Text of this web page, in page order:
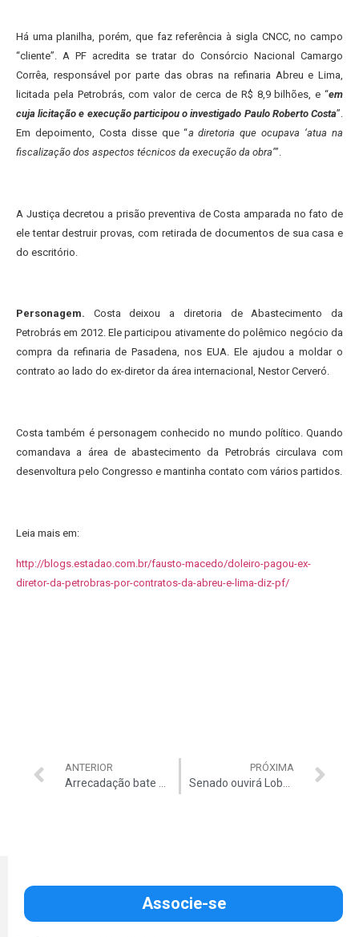
Há uma planilha, porém, que faz referência à sigla CNCC, no campo
“cliente”. A PF acredita se tratar do Consórcio Nacional Camargo
Corrêa, responsável por parte das obras na refinaria Abreu e Lima,
licitada pela Petrobrás, com valor de cerca de R$ 8,9 bilhões, e “em
cuja licitação e execução participou o investigado Paulo Roberto Costa”.
Em depoimento, Costa disse que “a diretoria que ocupava ‘atua na
fiscalização dos aspectos técnicos da execução da obra’”.
A Justiça decretou a prisão preventiva de Costa amparada no fato de
ele tentar destruir provas, com retirada de documentos de sua casa e
do escritório.
Personagem. Costa deixou a diretoria de Abastecimento da
Petrobrás em 2012. Ele participou ativamente do polêmico negócio da
compra da refinaria de Pasadena, nos EUA. Ele ajudou a moldar o
contrato ao lado do ex-diretor da área internacional, Nestor Cerveró.
Costa também é personagem conhecido no mundo político. Quando
comandava a área de abastecimento da Petrobrás circulava com
desenvoltura pelo Congresso e mantinha contato com vários partidos.
Leia mais em:
http://blogs.estadao.com.br/fausto-macedo/doleiro-pagou-ex-
diretor-da-petrobras-por-contratos-da-abreu-e-lima-diz-pf/
ANTERIOR
Arrecadação bate novo recorde mensal
PRÓXIMA
Senado ouvirá Lobão e Graça Foster
Associe-se